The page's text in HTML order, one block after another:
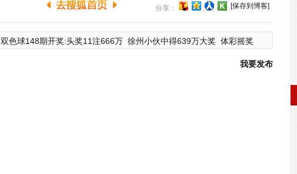
分享： [保存到博客]
双色球148期开奖:头奖11注666万 徐州小伙中得639万大奖 体彩摇奖
我要发布